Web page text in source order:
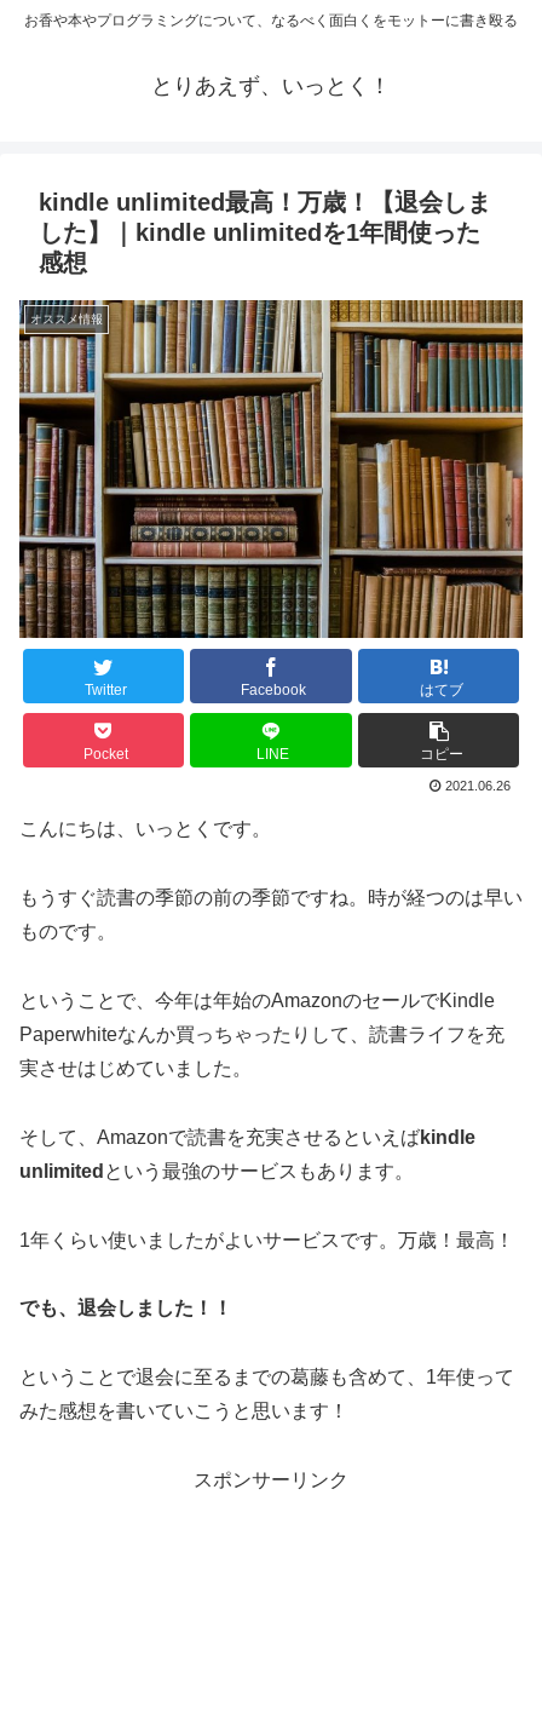
お香や本やプログラミングについて、なるべく面白くをモットーに書き殴る
とりあえず、いっとく！
kindle unlimited最高！万歳！【退会しま
した】｜kindle unlimitedを1年間使った
感想
オススメ情報
Twitter Facebook はてブ
Pocket LINE コピー
2021.06.26
こんにちは、いっとくです。
もうすぐ読書の季節の前の季節ですね。時が経つのは早い
ものです。
ということで、今年は年始のAmazonのセールでKindle
Paperwhiteなんか買っちゃったりして、読書ライフを充
実させはじめていました。
そして、Amazonで読書を充実させるといえばkindle
unlimited という最強のサービスもあります。
1年くらい使いましたがよいサービスです。万歳！最高！
でも、退会しました！！
ということで退会に至るまでの葛藤も含めて、1年使って
みた感想を書いていこうと思います！
スポンサーリンク